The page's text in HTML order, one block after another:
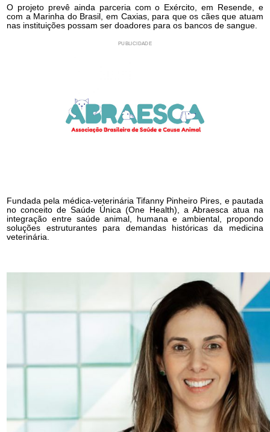
O projeto prevê ainda parceria com o Exército, em Resende, e
com a Marinha do Brasil, em Caxias, para que os cães que atuam
nas instituições possam ser doadores para os bancos de sangue.
PUBLICIDADE
Fundada pela médica-veterinária Tifanny Pinheiro Pires, e pautada
no conceito de Saúde Única (One Health), a Abraesca atua na
integração entre saúde animal, humana e ambiental, propondo
soluções estruturantes para demandas históricas da medicina
veterinária.